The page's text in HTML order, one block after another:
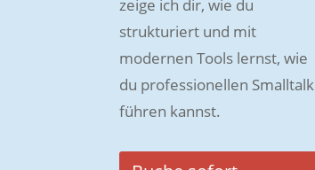
zeige ich dir, wie du
strukturiert und mit
modernen Tools lernst, wie
du professionellen Smalltalk
führen kannst.